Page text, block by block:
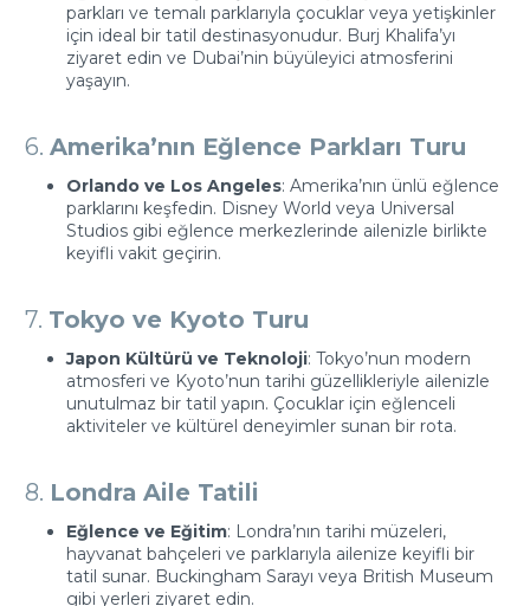
parkları ve temalı parklarıyla çocuklar veya yetişkinler
için ideal bir tatil destinasyonudur. Burj Khalifa’yı
ziyaret edin ve Dubai’nin büyüleyici atmosferini
yaşayın.
6. Amerika’nın Eğlence Parkları Turu
Orlando ve Los Angeles: Amerika’nın ünlü eğlence
parklarını keşfedin. Disney World veya Universal
Studios gibi eğlence merkezlerinde ailenizle birlikte
keyifli vakit geçirin.
7. Tokyo ve Kyoto Turu
Japon Kültürü ve Teknoloji: Tokyo’nun modern
atmosferi ve Kyoto’nun tarihi güzellikleriyle ailenizle
unutulmaz bir tatil yapın. Çocuklar için eğlenceli
aktiviteler ve kültürel deneyimler sunan bir rota.
8. Londra Aile Tatili
Eğlence ve Eğitim: Londra’nın tarihi müzeleri,
hayvanat bahçeleri ve parklarıyla ailenize keyifli bir
tatil sunar. Buckingham Sarayı veya British Museum
gibi yerleri ziyaret edin.